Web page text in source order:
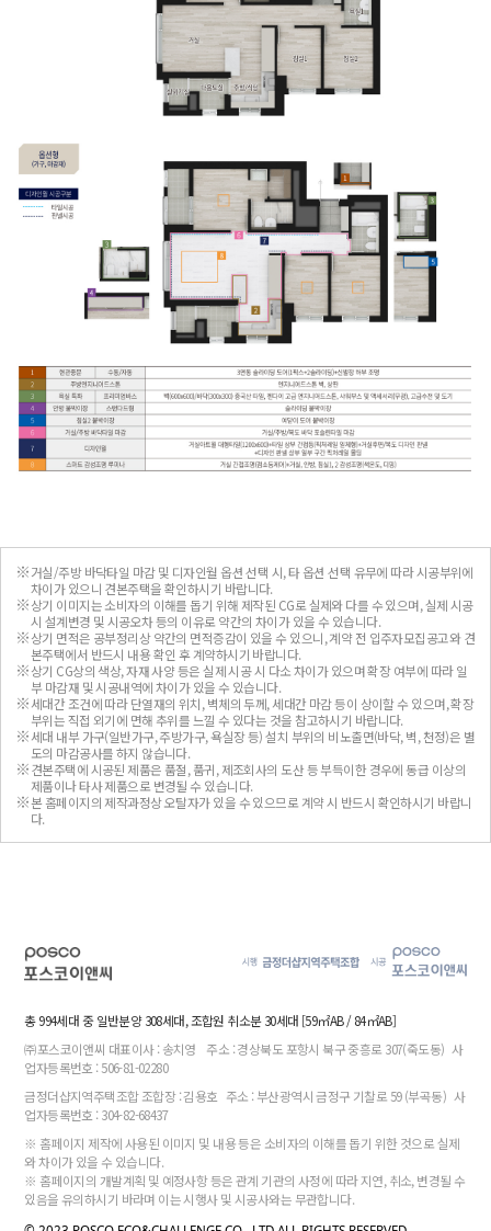
거실/주방 바닥타일 마감 및 디자인월 옵션 선택 시, 타 옵션 선택 유무에 따라 시공부위에
차이가 있으니 견본주택을 확인하시기 바랍니다.
상기 이미지는 소비자의 이해를 돕기 위해 제작된 CG로 실제와 다를 수 있으며, 실제 시공
시 설계변경 및 시공오차 등의 이유로 약간의 차이가 있을 수 있습니다.
상기 면적은 공부정리상 약간의 면적증감이 있을 수 있으니, 계약 전 입주자모집공고와 견
본주택에서 반드시 내용 확인 후 계약하시기 바랍니다.
상기 CG상의 색상, 자재 사양 등은 실제 시공 시 다소 차이가 있으며 확장 여부에 따라 일
부 마감재 및 시공내역에 차이가 있을 수 있습니다.
세대간 조건에 따라 단열재의 위치, 벽체의 두께, 세대간 마감 등이 상이할 수 있으며, 확장
부위는 직접 외기에 면해 추위를 느낄 수 있다는 것을 참고하시기 바랍니다.
세대 내부 가구(일반가구, 주방가구, 욕실장 등) 설치 부위의 비노출면(바닥, 벽, 천정)은 별
도의 마감공사를 하지 않습니다.
견본주택에 시공된 제품은 품절, 품귀, 제조회사의 도산 등 부득이한 경우에 동급 이상의
제품이나 타사 제품으로 변경될 수 있습니다.
본 홈페이지의 제작과정상 오탈자가 있을 수 있으므로 계약 시 반드시 확인하시기 바랍니
다.
총 994세대 중 일반분양 308세대, 조합원 취소분 30세대 [59㎡AB / 84㎡AB]
㈜포스코이앤씨 대표이사 : 송치영
주소 : 경상북도 포항시 북구 중흥로 307(죽도동) 사
업자등록번호 : 506-81-02280
금정더샵지역주택조합 조합장 : 김용호 주소 : 부산광역시 금정구 기찰로 59 (부곡동) 사
업자등록번호 : 304-82-68437
※ 홈페이지 제작에 사용된 이미지 및 내용 등은 소비자의 이해를 돕기 위한 것으로 실제
와 차이가 있을 수 있습니다.
※ 홈페이지의 개발계획 및 예정사항 등은 관계 기관의 사정에 따라 지연, 취소, 변경될 수
있음을 유의하시기 바라며 이는 시행사 및 시공사와는 무관합니다.